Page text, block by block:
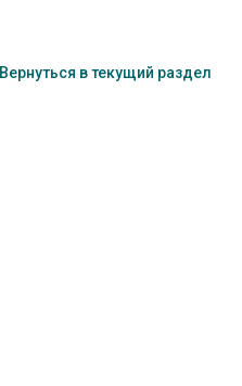
Вернуться в текущий раздел